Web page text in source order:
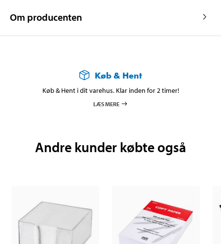
Om producenten
Køb & Hent
Køb & Hent i dit varehus. Klar inden for 2 timer!
LÆS MERE
Andre kunder købte også